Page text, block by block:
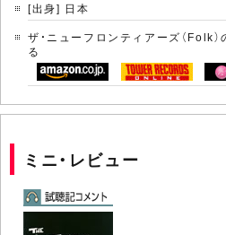
[出身] 日本
ザ・ニューフロンティアーズ（Folk
る
ミニ・レビュー